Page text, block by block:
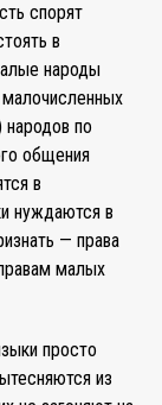
спорят
в
народы
малочисленных
по
общения
в
нуждаются в
— права
малых
просто
из